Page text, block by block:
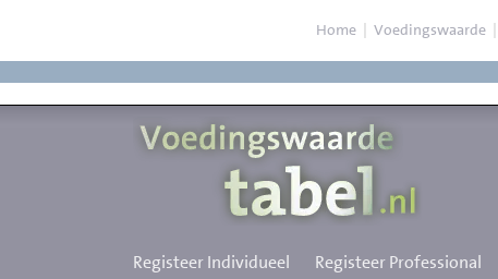
Home | Voedingswaarde |
Registeer Individueel Registeer Professional